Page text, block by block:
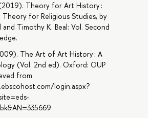
Theory for Art History :
Theory for Religious Studies, by
and Timothy K. Beal: Vol. Second
The Art of Art History : A
(Vol. 2nd ed). Oxford: OUP
from
login.aspx?